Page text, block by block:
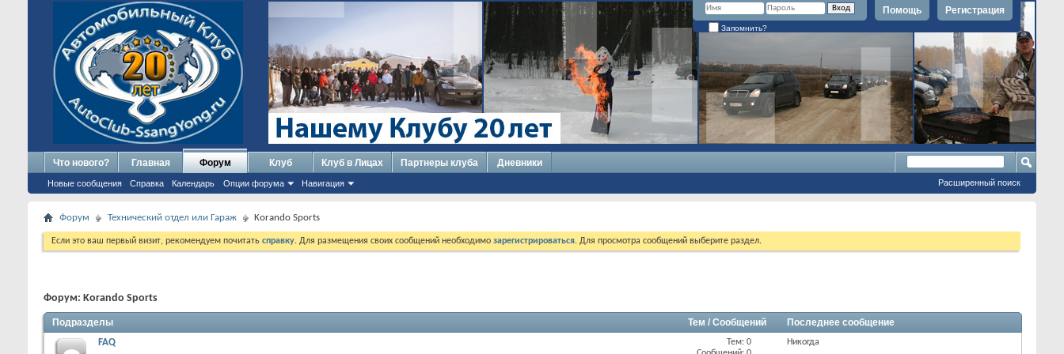
Регистрация
Помощь
Запомнить?
Что нового? Главная Форум
Новые сообщения Справка Календарь Опции форума Навигация
Клуб Клуб в Лицах Партнеры клуба Дневники
Расширенный поиск
Форум Технический отдел или Гараж Korando Sports
Если это ваш первый визит, рекомендуем почитать справку. Для размещения своих сообщений необходимо зарегистрироваться. Для просмотра сообщений выберите раздел.
Форум: Korando Sports
Подразделы Тем / Сообщений Последнее сообщение
FAQ
Тем: 0
Никогда